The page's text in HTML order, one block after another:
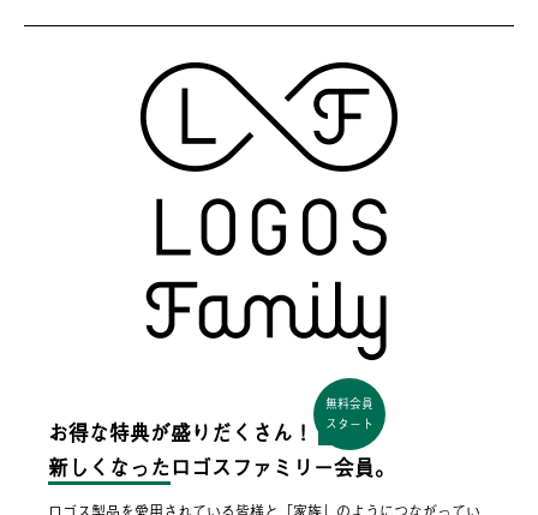
お得な特典が盛りだくさん！
無料会員
スタート
新しくなった ロゴスファミリー会員。